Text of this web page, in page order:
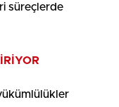
süreçlerde